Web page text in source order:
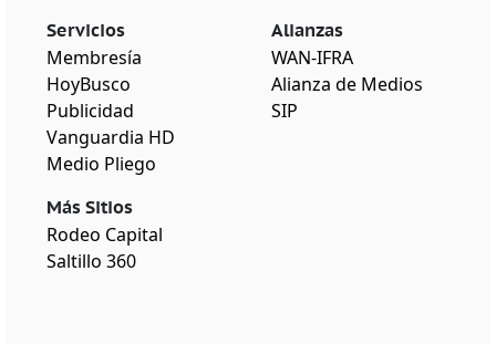
Servicios
Membresía
HoyBusco
Publicidad
Vanguardia HD
Medio Pliego
Más Sitios
Rodeo Capital
Saltillo 360
Alianzas
WAN-IFRA
Alianza de Medios
SIP